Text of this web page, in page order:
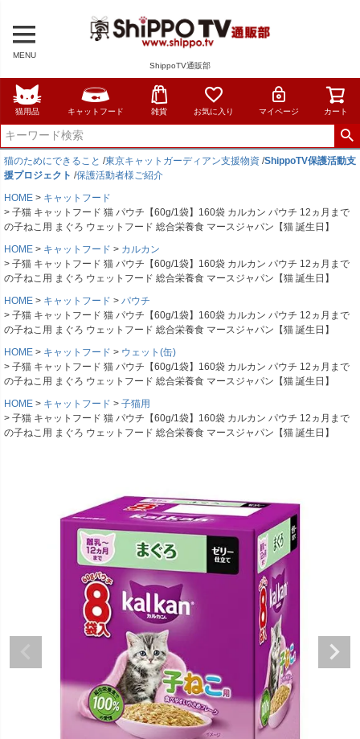
MENU
ShippoTV通販部
猫用品 キャットフード 雑貨 お気に入り マイページ カート
猫のためにできること /東京キャットガーディアン支援物資 /ShippoTV保護活動支
援プロジェクト /保護活動者様ご紹介
HOME
キャットフード
子猫 キャットフード 猫 パウチ【60g/1袋】160袋 カルカン パウチ 12ヵ月まで
の子ねこ用 まぐろ ウェットフード 総合栄養食 マースジャパン【猫 誕生日】
HOME
キャットフード
カルカン
子猫 キャットフード 猫 パウチ【60g/1袋】160袋 カルカン パウチ 12ヵ月まで
の子ねこ用 まぐろ ウェットフード 総合栄養食 マースジャパン【猫 誕生日】
HOME
キャットフード
パウチ
子猫 キャットフード 猫 パウチ【60g/1袋】160袋 カルカン パウチ 12ヵ月まで
の子ねこ用 まぐろ ウェットフード 総合栄養食 マースジャパン【猫 誕生日】
HOME
キャットフード
ウェット(缶)
子猫 キャットフード 猫 パウチ【60g/1袋】160袋 カルカン パウチ 12ヵ月まで
の子ねこ用 まぐろ ウェットフード 総合栄養食 マースジャパン【猫 誕生日】
HOME
キャットフード
子猫用
子猫 キャットフード 猫 パウチ【60g/1袋】160袋 カルカン パウチ 12ヵ月まで
の子ねこ用 まぐろ ウェットフード 総合栄養食 マースジャパン【猫 誕生日】